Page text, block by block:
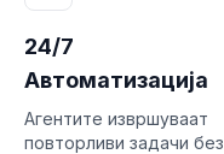
24/7
Автоматизација
Агентите извршуваат
повторливи задачи без